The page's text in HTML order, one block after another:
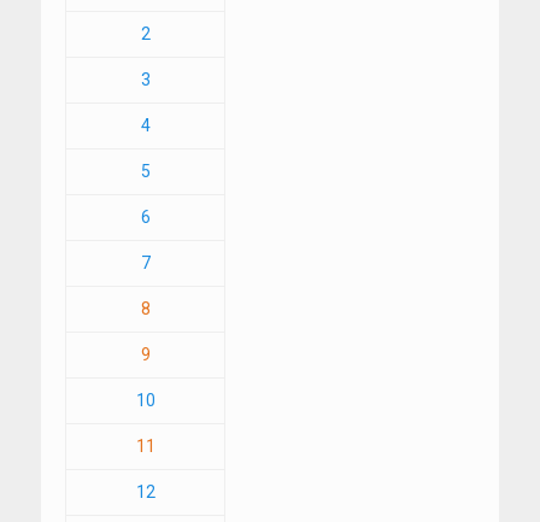
2
3
4
5
6
7
8
9
10
11
12